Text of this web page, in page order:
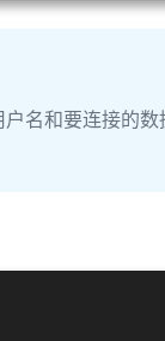
名和要连接的数